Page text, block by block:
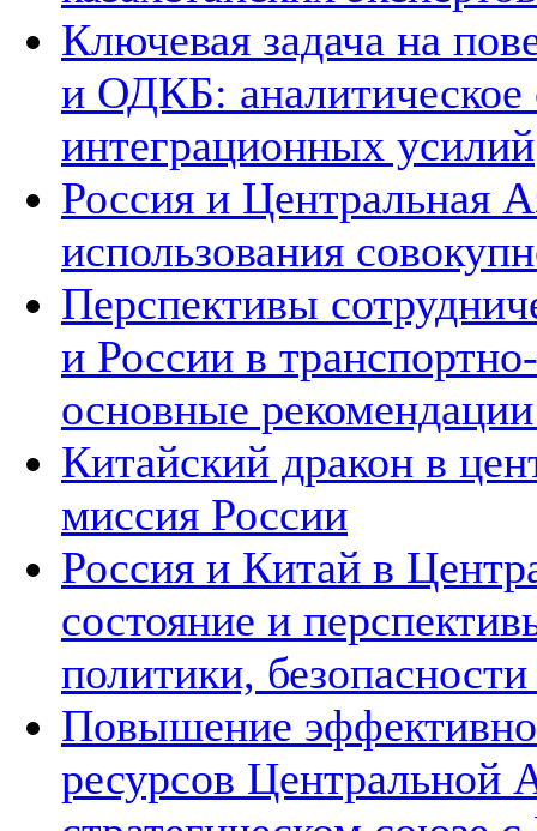
Ключевая задача на
и ОДКБ: аналитическое
интеграционных усилий
Россия и Центральная
использования
Перспективы
и России в
основные
Китайский дракон в
миссия России
Россия и Китай в
состояние и
политики,
Повышение
ресурсов Центральной